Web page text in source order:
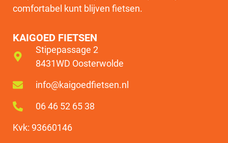
comfortabel kunt blijven fietsen.
KAIGOED FIETSEN
Stipepassage 2
8431WD Oosterwolde
info@kaigoedfietsen.nl
06 46 52 65 38
Kvk: 93660146